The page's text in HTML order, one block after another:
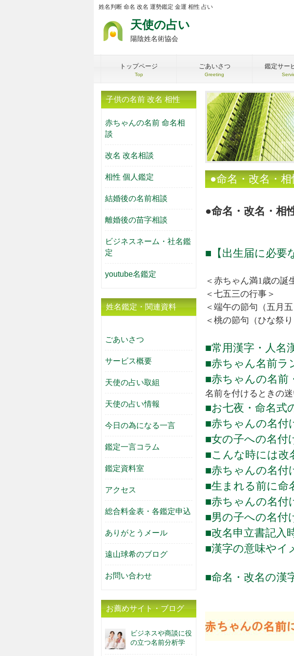
姓名判断 命名 改名 運勢鑑定 金運 相性 占い
天使の占い
陽陰姓名術協会
トップページ
Top
ごあいさつ
Greeting
鑑定サー
●命名・改名・
●命名・改名・相
■【出生届に必要
＜赤ちゃん満1歳の誕
＜七五三の行事＞
＜端午の節句（五月
＜桃の節句（ひな祭り
■常用漢字・人名
■赤ちゃん名前ラ
■赤ちゃんの名前
名前を付けるときの
■お七夜・命名式
■赤ちゃんの名付
■女の子への名付
■こんな時には改
■赤ちゃんの名付
■生まれる前に命
■赤ちゃんの名付
■男の子への名付
■改名申立書記入
■漢字の意味やイ
■命名・改名の漢
子供の名前 改名 相性
赤ちゃんの名前 命名相
談
改名 改名相談
相性 個人鑑定
結婚後の名前相談
離婚後の苗字相談
ビジネスネーム・社名鑑
定
youtube名鑑定
姓名鑑定・関連資料
ごあいさつ
サービス概要
天使の占い取組
天使の占い情報
今日の為になる一言
鑑定一言コラム
鑑定資料室
アクセス
総合料金表・各鑑定申込
ありがとうメール
遠山球希のブログ
お問い合わせ
お薦めサイト・ブログ
ビジネスや商談に役
の立つ名前分析学